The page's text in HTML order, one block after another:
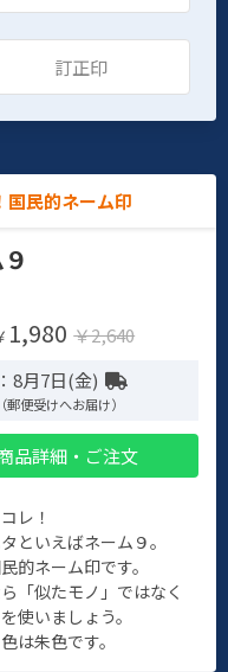
訂正印
国民的ネーム印
1,980 ￥2,640
8月7日(金)
郵便受けへお届け）
品詳細・ご注文
レ！
といえばネーム９。
的ネーム印です。
「似たモノ」ではなく
使いましょう。
は朱色です。